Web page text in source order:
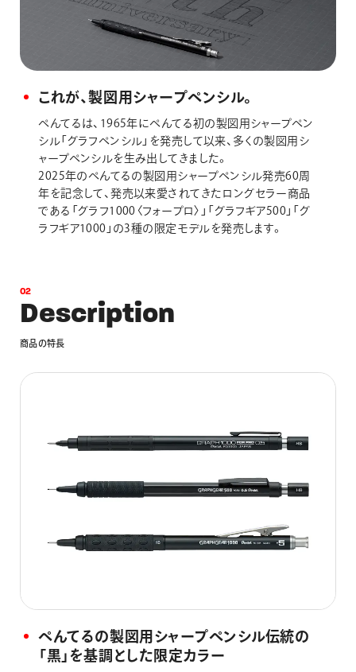
これが、製図用シャープペンシル。
ぺんてるは、1965年にぺんてる初の製図用シャープペン
シル「グラフペンシル」を発売して以来、多くの製図用シ
ャープペンシルを生み出してきました。
2025年のぺんてるの製図用シャープペンシル発売60周
年を記念して、発売以来愛されてきたロングセラー商品
である「グラフ1000〈フォープロ〉」「グラフギア500」「グ
ラフギア1000」の3種の限定モデルを発売します。
02
Description
商品の特長
ぺんてるの製図用シャープペンシル伝統の
「黒」を基調とした限定カラー